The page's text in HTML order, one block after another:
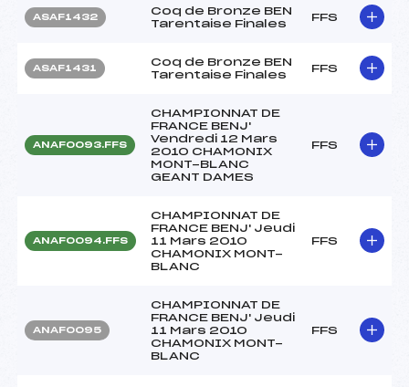
ASAF1432
Coq de Bronze BEN
Tarentaise Finales
FFS
ASAF1431
Coq de Bronze BEN
Tarentaise Finales
FFS
ANAF0093.FFS
CHAMPIONNAT DE
FRANCE BENJ'
Vendredi 12 Mars
2010 CHAMONIX
MONT-BLANC
GEANT DAMES
FFS
ANAF0094.FFS
CHAMPIONNAT DE
FRANCE BENJ' Jeudi
11 Mars 2010
CHAMONIX MONT-
BLANC
FFS
ANAF0095
CHAMPIONNAT DE
FRANCE BENJ' Jeudi
11 Mars 2010
CHAMONIX MONT-
BLANC
FFS